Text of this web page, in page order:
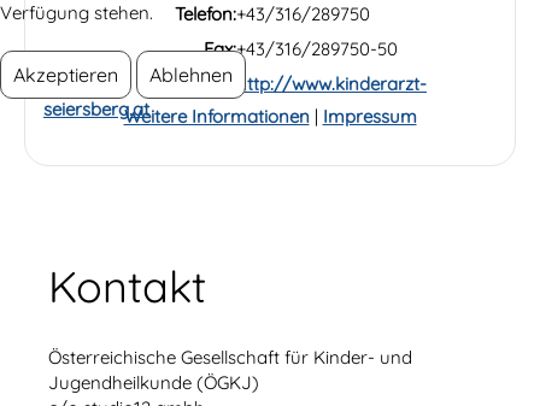
Telefon:+43/316/289750
Fax:+43/316/289750-50
Website: http://www.kinderarzt-
seiersberg.at
Kontakt
Österreichische Gesellschaft für Kinder- und
Jugendheilkunde (ÖGKJ)
Verfügung stehen.
Akzeptieren Ablehnen
Weitere Informationen| Impressum